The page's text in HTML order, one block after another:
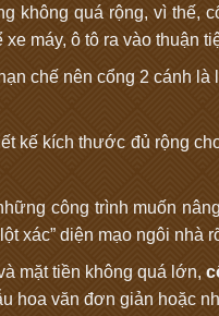
không quá rộng, vì thế,
máy, ô tô ra vào thuận
chế nên cổng 2 cánh
kế kích thước đủ rộng
công trình muốn
xác” diện mạo ngôi nhà
mặt tiền không quá lớn,
hoa văn đơn giản hoặc